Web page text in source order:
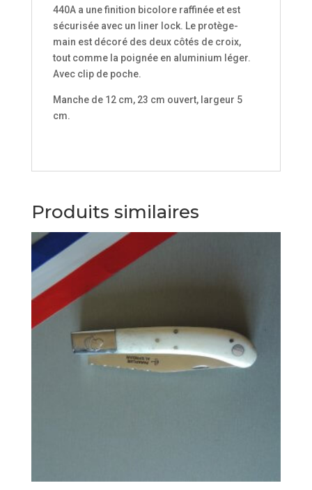
440A a une finition bicolore raffinée et est
sécurisée avec un liner lock. Le protège-
main est décoré des deux côtés de croix,
tout comme la poignée en aluminium léger.
Avec clip de poche.
Manche de 12 cm, 23 cm ouvert, largeur 5
cm.
Produits similaires